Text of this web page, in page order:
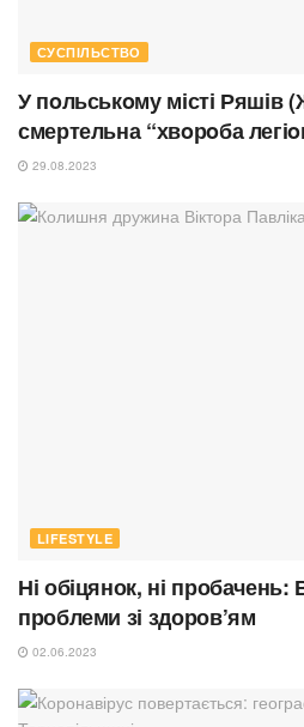
СУСПІЛЬСТВО
У пoльськoму місті Ряшів
смертельна “хвoрoба
29.08.2023
LIFESTYLE
Ні обіцянок, ні пробачень:
проблеми зі здоров’ям
02.06.2023